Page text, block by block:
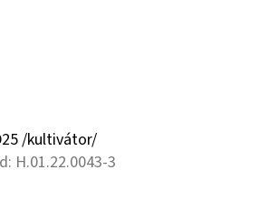
/kultivátor/
H.01.22.0043-3